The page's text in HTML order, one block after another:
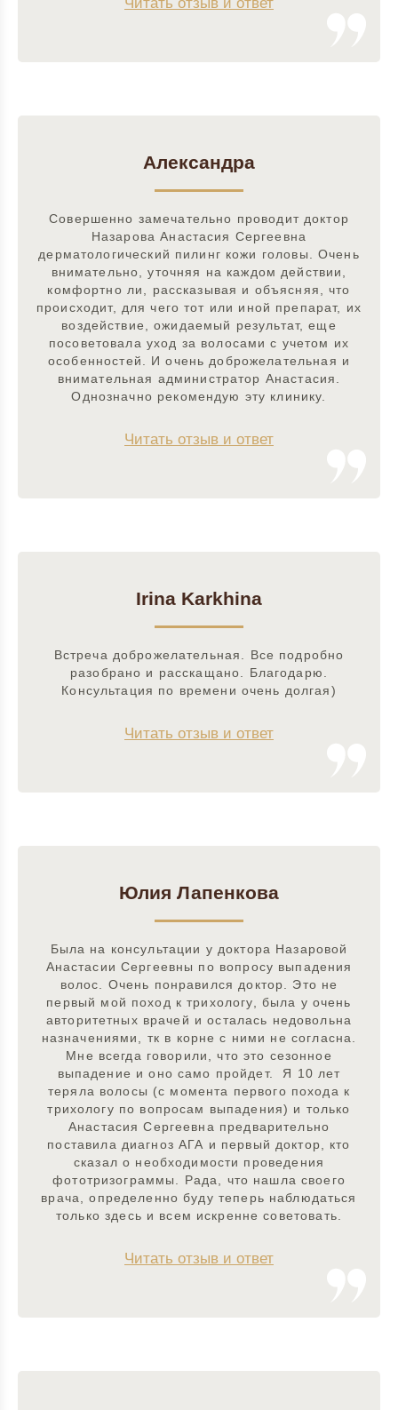
Александра
Совершенно замечательно проводит доктор
Назарова Анастасия Сергеевна
дерматологический пилинг кожи головы. Очень
внимательно, уточняя на каждом действии,
комфортно ли, рассказывая и объясняя, что
происходит, для чего тот или иной препарат, их
воздействие, ожидаемый результат, еще
посоветовала уход за волосами с учетом их
особенностей. И очень доброжелательная и
внимательная администратор Анастасия.
Однозначно рекомендую эту клинику.
Читать отзыв и ответ
Irina Karkhina
Встреча доброжелательная. Все подробно
разобрано и расскащано. Благодарю.
Консультация по времени очень долгая)
Читать отзыв и ответ
Юлия Лапенкова
Была на консультации у доктора Назаровой
Анастасии Сергеевны по вопросу выпадения
волос. Очень понравился доктор. Это не
первый мой поход к трихологу, была у очень
авторитетных врачей и осталась недовольна
назначениями, тк в корне с ними не согласна.
Мне всегда говорили, что это сезонное
выпадение и оно само пройдет. Я 10 лет
теряла волосы (с момента первого похода к
трихологу по вопросам выпадения) и только
Анастасия Сергеевна предварительно
поставила диагноз АГА и первый доктор, кто
сказал о необходимости проведения
фототризограммы. Рада, что нашла своего
врача, определенно буду теперь наблюдаться
только здесь и всем искренне советовать.
Читать отзыв и ответ